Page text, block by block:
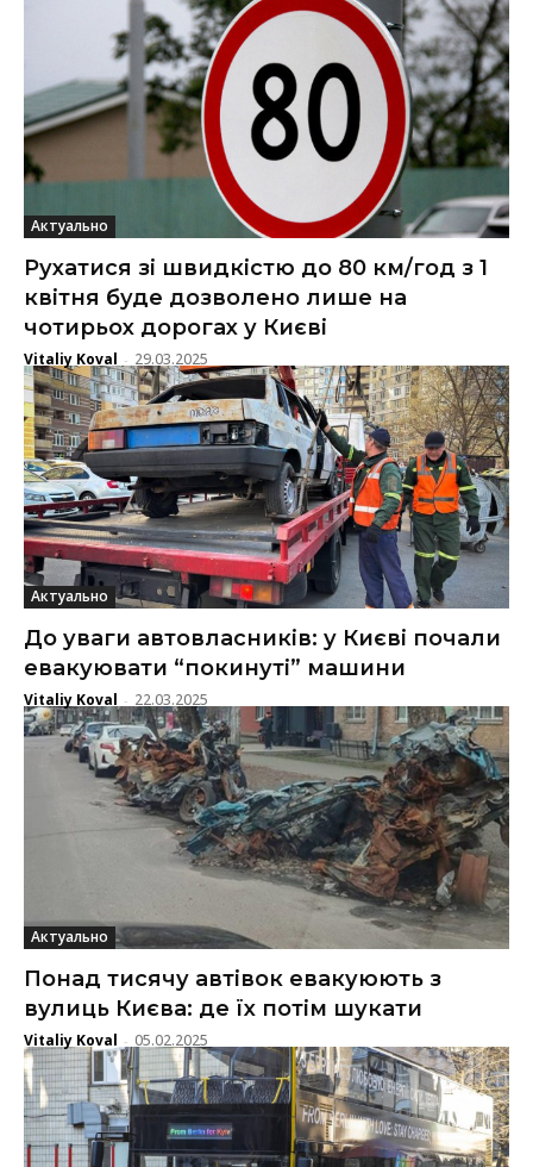
Актуально
Рухатися зі швидкістю до 80 км/год з 1
квітня буде дозволено лише на
чотирьох дорогах у Києві
Vitaliy Koval - 29.03.2025
Актуально
До уваги автовласників: у Києві почали
евакуювати “покинуті” машини
Vitaliy Koval - 22.03.2025
Актуально
Понад тисячу автівок евакуюють з
вулиць Києва: де їх потім шукати
Vitaliy Koval - 05.02.2025